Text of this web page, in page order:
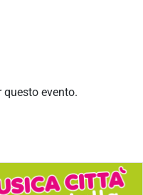
evento.